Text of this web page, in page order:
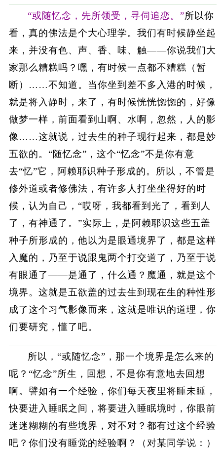
“或随忆念，先所领受，寻伺追恋。”所以你
看，真的佛法是个大心理学。我们有时候静坐起
来，并没有色、声、香、味、触——你说我们大
家那么糟糕吗？嘿，有时候一点都不糟糕（暂
断）……不知道。当你坐到差不多入港的时候，
就是将入静时，来了，有时候恍恍惚惚的，好像
做梦一样，前面看到山啊、水啊，忽然，人的影
像……这就说，过去生的种子现行起来，都是妙
五欲的。“随忆念”，这个“忆念”不是你有意
去“忆”它，阿赖耶识种子形成的。所以，不管是
修外道或者修佛法，有许多人打坐坐得好的时
候，认为自己，“哎呀，我都看到光了，看到人
了，有神通了。”实际上，是阿赖耶识这些五盖
种子所形成的，他以为是眼通境界了，都是这样
入魔的，乃至于说跟鬼两个打交道了，乃至于说
有眼通了——是通了，什么通？魔通，就是这个
境界。这就是五欲盖的过去生到现在生的种性形
成了这个习气影像而来，这就是唯识的道理，你
们要研究，懂了吧。
所以，“或随忆念”，那一个境界是怎么来的
呢？“忆念”所生，回想，不是你有意地去回想
啊。譬如有一个经验，你们每天夜里将睡未睡，
快要进入睡眠之间，将要进入睡眠境时，你眼前
迷迷糊糊的有些境界，对不对？都有过这个经验
吧？你们没有睡觉的经验啊？（对某同学说：）